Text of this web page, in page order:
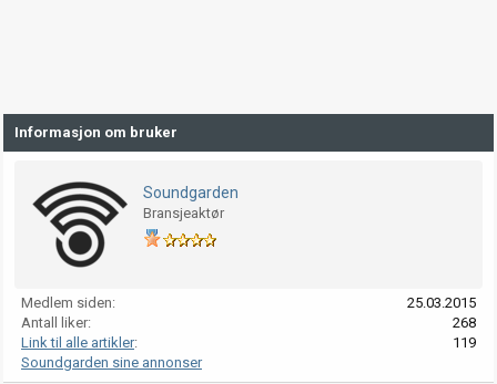
Informasjon om bruker
Soundgarden
Bransjeaktør
Medlem siden
25.03.2015
Antall liker
268
Link til alle artikler
119
Soundgarden sine annonser